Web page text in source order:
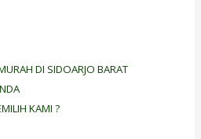
DI SIDOARJO BARAT
KAMI ?